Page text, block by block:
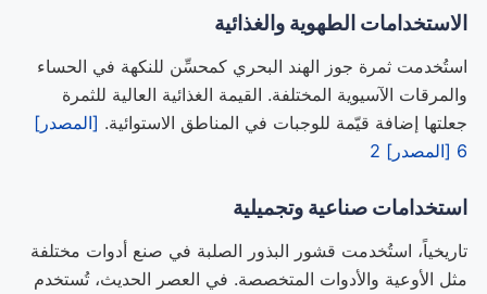
الاستخدامات الطهوية والغذائية
استُخدمت ثمرة جوز الهند البحري كمحسِّن للنكهة في الحساء
والمرقات الآسيوية المختلفة. القيمة الغذائية العالية للثمرة
جعلتها إضافة قيّمة للوجبات في المناطق الاستوائية. [المصدر]
6 [المصدر] 2
استخدامات صناعية وتجميلية
تاريخياً، استُخدمت قشور البذور الصلبة في صنع أدوات مختلفة
مثل الأوعية والأدوات المتخصصة. في العصر الحديث، تُستخدم